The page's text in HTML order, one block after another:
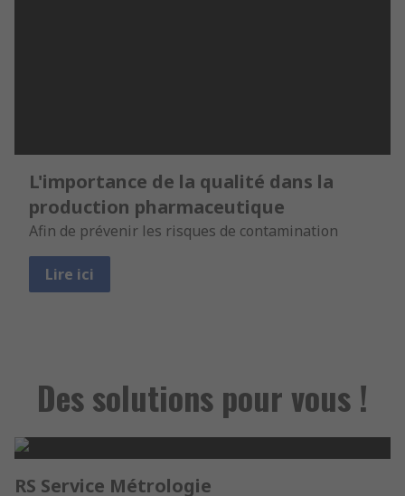
L'importance de la qualité dans la
production pharmaceutique
Afin de prévenir les risques de contamination
Lire ici
Des solutions pour vous !
RS Service Métrologie